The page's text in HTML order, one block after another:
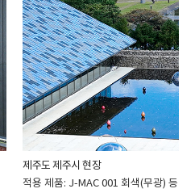
제주도 제주시 현장
적용 제품: J-MAC 001 회색(무광) 등